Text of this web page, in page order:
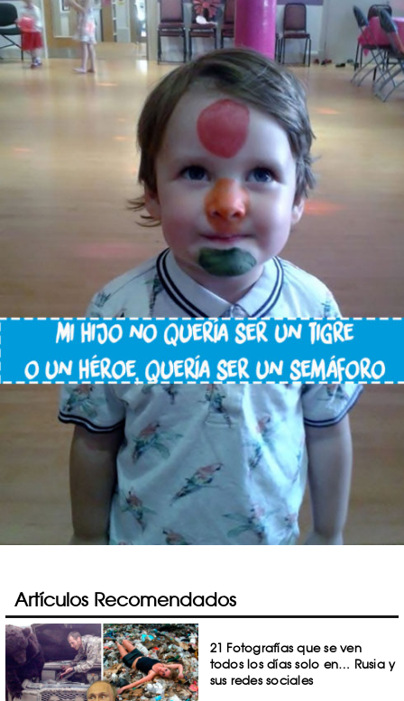
Artículos Recomendados
21 Fotografías que se ven
todos los días solo en… Rusia y
sus redes sociales